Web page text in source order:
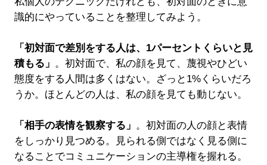
識的にやっていることを整理してみよう。
「初対面で差別をする人は、1パーセントくらいと見
積もる」 。初対面で、私の顔を見て、蔑視やひどい
態度をする人間は多くはない。ざっと1%くらいだろ
うか。ほとんどの人は、私の顔を見ても動じない。
「相手の表情を観察する」 。初対面の人の顔と表情
をしっかり見つめる。見られる側ではなく見る側に
なることでコミュニケーションの主導権を握れる。